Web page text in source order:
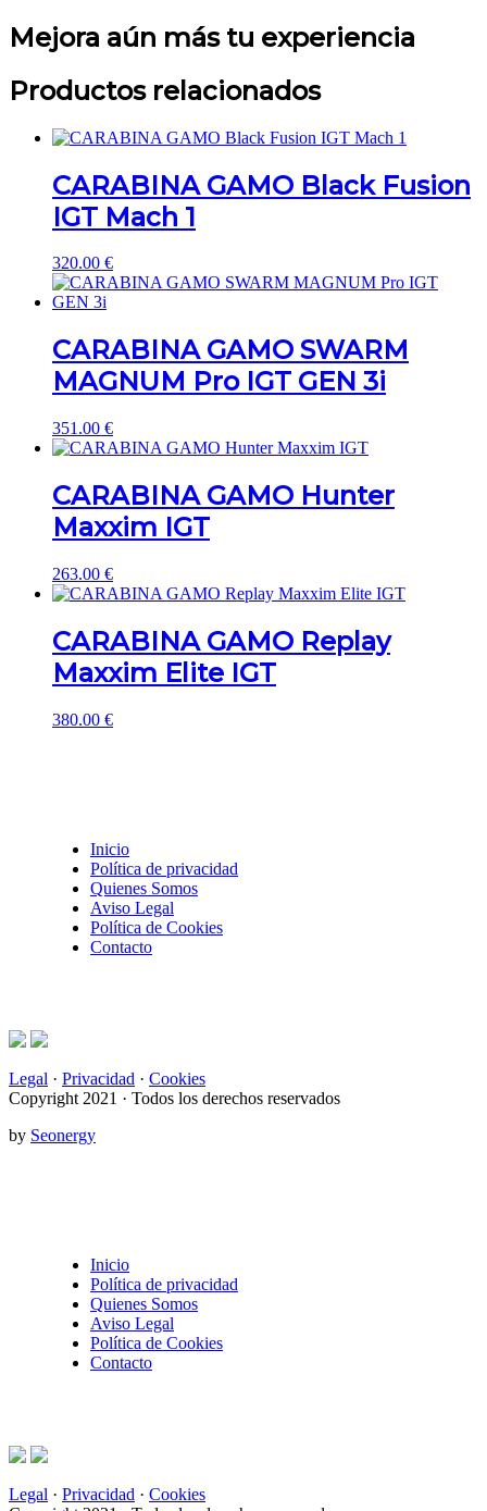
Mejora aún más tu experiencia
Productos relacionados
CARABINA GAMO Black Fusion
IGT Mach 1
320.00 €
CARABINA GAMO SWARM
MAGNUM Pro IGT GEN 3i
351.00 €
CARABINA GAMO Hunter
Maxxim IGT
263.00 €
CARABINA GAMO Replay
Maxxim Elite IGT
380.00 €
Inicio
Política de privacidad
Quienes Somos
Aviso Legal
Política de Cookies
Contacto
Legal · Privacidad · Cookies
Copyright 2021 · Todos los derechos reservados
by Seonergy
Inicio
Política de privacidad
Quienes Somos
Aviso Legal
Política de Cookies
Contacto
Legal · Privacidad · Cookies